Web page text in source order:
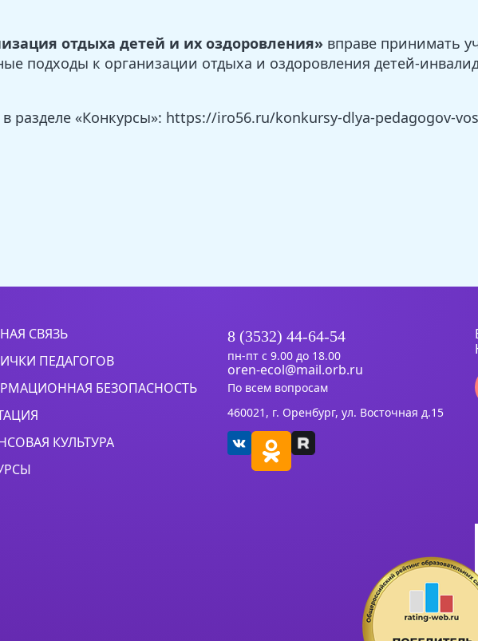
отдыха детей и их оздоровления» вправе принимать
подходы к организации отдыха и оздоровления детей-
разделе «Конкурсы»: https://iro56.ru/konkursy-dlya-pedagogov-
СВЯЗЬ
ПЕДАГОГОВ
БЕЗОПАСНОСТЬ
КУЛЬТУРА
8 (3532) 44-64-54
пн-пт с 9.00 до 18.00
oren-ecol@mail.orb.ru
По всем вопросам
460021, г. Оренбург, ул. Восточная д.15